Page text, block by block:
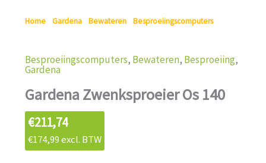
Home Gardena Bewateren Besproeiingscomputers/ Gardena
Besproeiingscomputers, Bewateren, Besproeiing,
Gardena
Gardena Zwenksproeier Os 140
€211,74
€174,99excl. BTW